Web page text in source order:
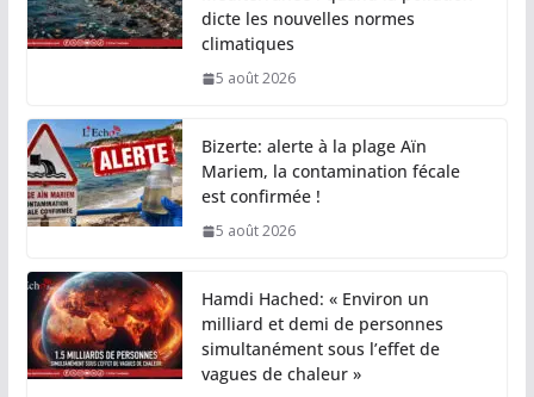
dicte les nouvelles normes
climatiques
5 août 2026
Bizerte: alerte à la plage Aïn
Mariem, la contamination fécale
est confirmée !
5 août 2026
Hamdi Hached: « Environ un
milliard et demi de personnes
simultanément sous l’effet de
vagues de chaleur »